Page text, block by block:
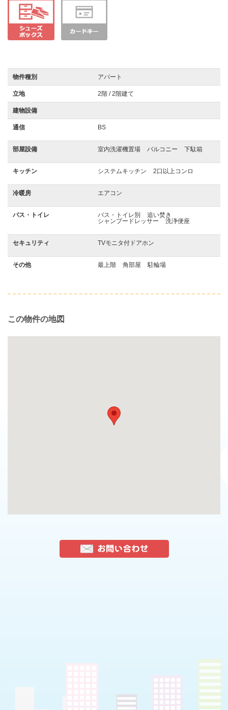
物件種別 アパート
立地 2階 / 2階建て
建物設備
通信 BS
部屋設備 室内洗濯機置場 バルコニー 下駄箱
キッチン システムキッチン 2口以上コンロ
冷暖房 エアコン
バス・トイレ バス・トイレ別
追い焚き
シャンプードレッサー
洗浄便座
セキュリティ TVモニタ付ドアホン
その他 最上階 角部屋 駐輪場
この物件の地図